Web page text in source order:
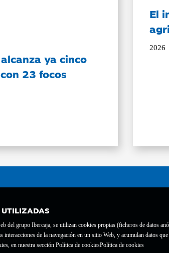
del grupo Ibercaja, se utilizan cookies propias (ficheros de datos
de la navegación en un sitio Web, y acumulan datos
en nuestra sección Política de cookiesPolítica de cookies
ya cinco
23 focos
El
2026
con el nº 1689.